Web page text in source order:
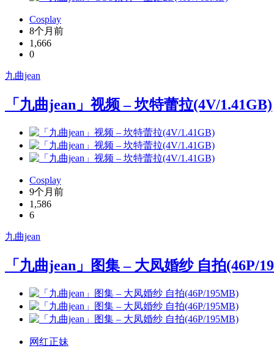
Cosplay
8个月前
1,666
0
九曲jean
「九曲jean」视频 – 坎特蕾拉(4V/1.41GB)
Cosplay
9个月前
1,586
6
九曲jean
「九曲jean」图集 – 大凤婚纱 自拍(46P/
网红正妹